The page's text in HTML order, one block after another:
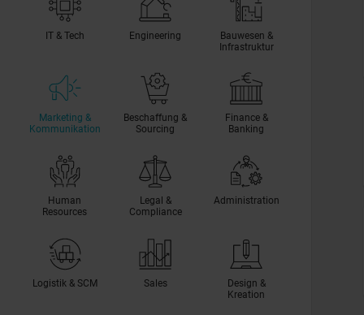
IT & Tech Engineering
Bauwesen &
Infrastruktur
Marketing &
Kommunikation
Beschaffung &
Sourcing
Finance &
Banking
Human
Resources
Legal &
Compliance
Administration
Logistik & SCM Sales
Design &
Kreation